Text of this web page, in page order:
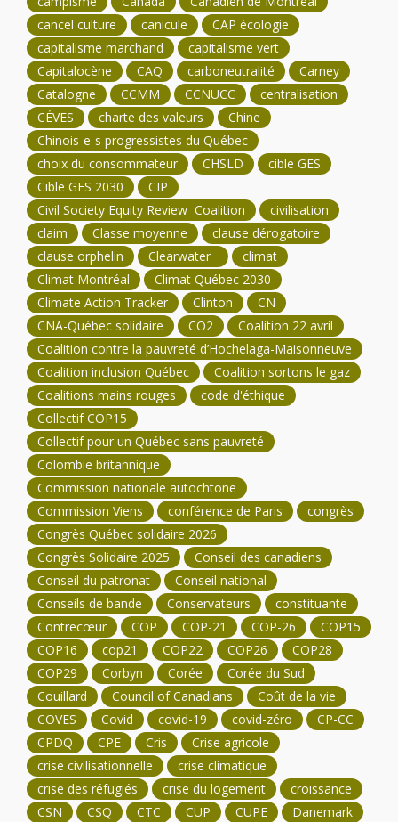
cancel culture
canicule
CAP écologie
capitalisme marchand
capitalisme vert
Capitalocène
CAQ carboneutralité
Carney
Catalogne
CCMM CCNUCC
centralisation
CÉVES
charte des valeurs
Chine
Chinois-e-s progressistes du Québec
choix du consommateur
CHSLD
cible GES
Cible GES 2030
CIP
Civil Society Equity Review Coalition
civilisation
claim
Classe moyenne
clause dérogatoire
clause orphelin
Clearwater
climat
Climat Montréal
Climat Québec 2030
Climate Action Tracker
Clinton
CN
CNA-Québec solidaire
CO2
Coalition 22 avril
Coalition contre la pauvreté d’Hochelaga-Maisonneuve
Coalition inclusion Québec
Coalition sortons le gaz
Coalitions mains rouges
code d'éthique
Collectif COP15
Collectif pour un Québec sans pauvreté
Colombie britannique
Commission nationale autochtone
Commission Viens
conférence de Paris
congrès
Congrès Québec solidaire 2026
Congrès Solidaire 2025
Conseil des canadiens
Conseil du patronat
Conseil national
Conseils de bande
Conservateurs
constituante
Contrecœur
COP COP-21 COP-26
COP15
COP16
cop21 COP22 COP26
COP28
COP29
Corbyn Corée
Corée du Sud
Couillard
Council of Canadians
Coût de la vie
COVES
Covid covid-19 covid-zéro
CP-CC
CPDQ
CPE Cris
Crise agricole
crise civilisationnelle
crise climatique
crise des réfugiés
crise du logement
croissance
CSN
CSQ CTC CUP CUPE
Danemark